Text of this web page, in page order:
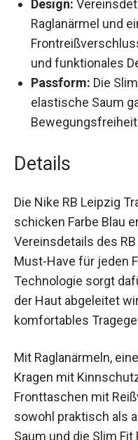
Design:
Raglanärmel und
und funktionales
Passform: Die
elastische Saum
Details
Die Nike RB Leipzig
schicken Farbe Blau
Vereinsdetails des
Must-Have für jeden
Technologie sorgt
von der Haut
trockenes und
Mit Raglanärmeln,
Kragen mit
Fronttaschen mit
sowohl praktisch als